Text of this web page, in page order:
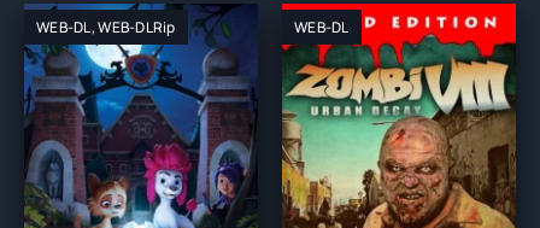
WEB-DL, WEB-DLRip WEB-DL